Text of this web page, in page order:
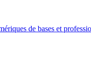
de bases et